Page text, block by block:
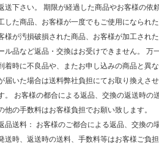
送下さい。 期限が経過した商品やお客様の依
した商品、お客様が一度でもご使用になられ
様が汚損破損された商品、お客様が加工され
ル品など返品・交換はお受けできません。 万
着時に不良品や、またお申し込みの商品と異
届いた場合は送料弊社負担にてお取り換えさ
。 お客様の都合による返品、交換の返送時の
他の手数料はお客様負担でお願い致します。
品送料： お客様のご都合による返品、交換の場
送時、返送時の送料、手数料等はお客様ご負